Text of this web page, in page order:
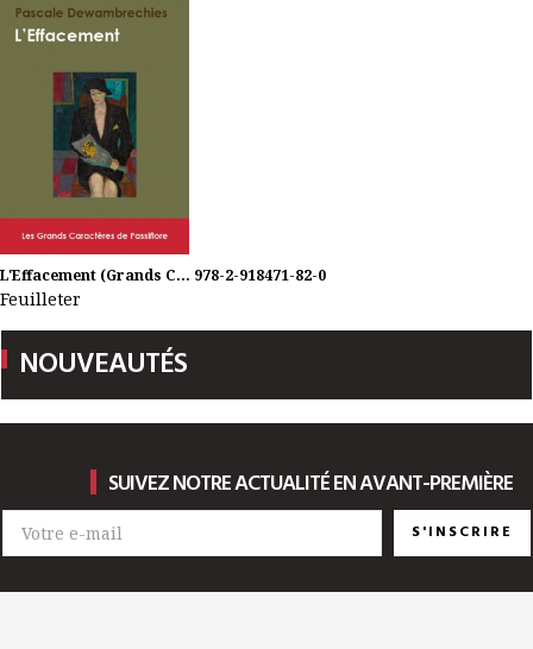
L'Effacement (Grands C... 978-2-918471-82-0
Feuilleter
NOUVEAUTÉS
SUIVEZ NOTRE ACTUALITÉ EN AVANT-PREMIÈRE
S'INSCRIRE